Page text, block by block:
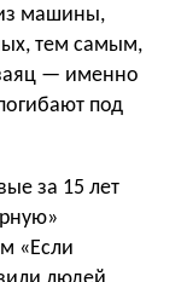
машины,
тем самым,
— именно
под
за 15 лет
«Если